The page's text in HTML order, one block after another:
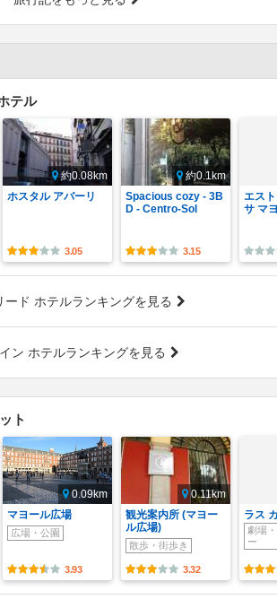
テル
約0.08km
ホスタル アバーリ
3.05
約0.1km
Spacious cozy - 3B
D - Centro-Sol
3.15
エス
サ マ
ード ホテルランキングを見る
ン ホテルランキングを見る
ト
0.09km
マヨール広場
広場・公園
3.93
0.11km
観光案内所 (マヨー
ル広場)
散歩・街歩き
3.32
ラス
劇場
ー